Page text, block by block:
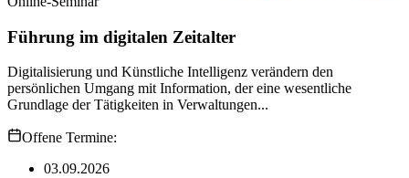
Führung im digitalen Zeitalter
Digitalisierung und Künstliche Intelligenz verändern den
persönlichen Umgang mit Information, der eine wesentliche
Grundlage der Tätigkeiten in Verwaltungen...
Offene Termine:
03.09.2026